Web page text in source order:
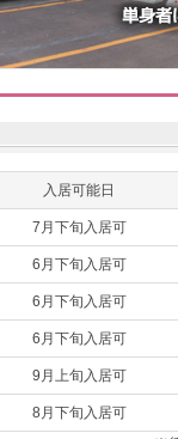
入居可能日
7月下旬入居可
6月下旬入居可
6月下旬入居可
6月下旬入居可
9月上旬入居可
8月下旬入居可